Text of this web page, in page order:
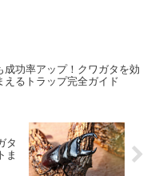
成功率アップ！クワガタを効
えるトラップ完全ガイド
タ
ま